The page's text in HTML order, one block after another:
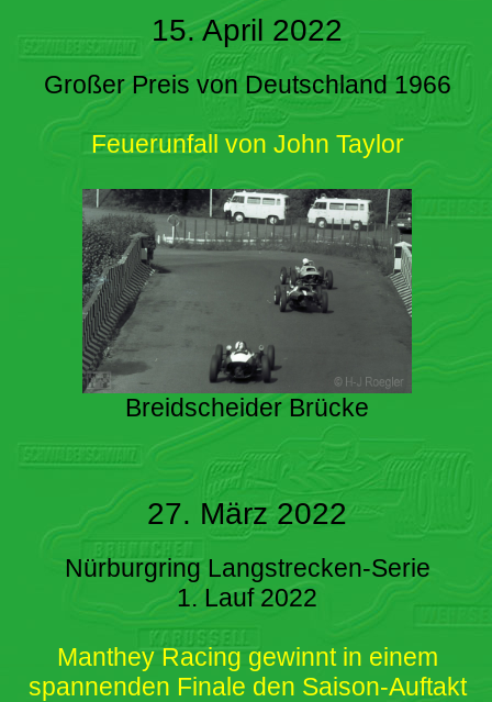
15. April 2022
Großer Preis von Deutschland 1966
Feuerunfall von John Taylor
Breidscheider Brücke
27. März 2022
Nürburgring Langstrecken-Serie
1. Lauf 2022
Manthey Racing gewinnt in einem
spannenden Finale den Saison-Auftakt